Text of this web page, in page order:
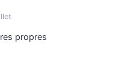
propres